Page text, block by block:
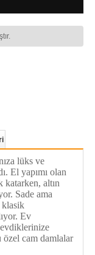
lüks ve
El yapımı olan
katarken, altın
Sade ama
klasik
Ev
özel cam damlalar